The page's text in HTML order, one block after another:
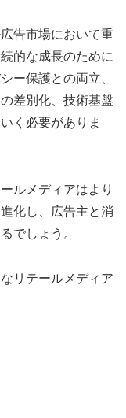
告市場において重
的な成長のために
ー保護との両立、
差別化、技術基盤
く必要がありま
ルメディアはより
化し、広告主と消
でしょう。
リテールメディア